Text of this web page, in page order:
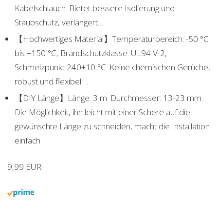
Kabelschlauch. Bietet bessere Isolierung und
Staubschutz, verlängert…
【Hochwertiges Material】Temperaturbereich: -50 °C
bis +150 °C, Brandschutzklasse: UL94 V-2,
Schmelzpunkt 240±10 °C. Keine chemischen Gerüche,
robust und flexibel….
【DIY Länge】Länge: 3 m. Durchmesser: 13-23 mm.
Die Möglichkeit, ihn leicht mit einer Schere auf die
gewünschte Länge zu schneiden, macht die Installation
einfach…
9,99 EUR